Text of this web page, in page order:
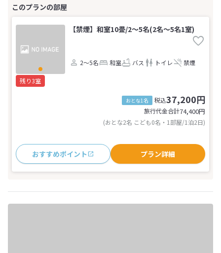
【禁煙】和室10畳/2～5名(2名～5名1室)
2～5名 和室 バス トイレ 禁煙
残り3室
おとな1名 税込37,200円
旅行代金合計74,400円
(おとな2名 こども0名・1部屋/1泊2日)
おすすめポイント プラン詳細